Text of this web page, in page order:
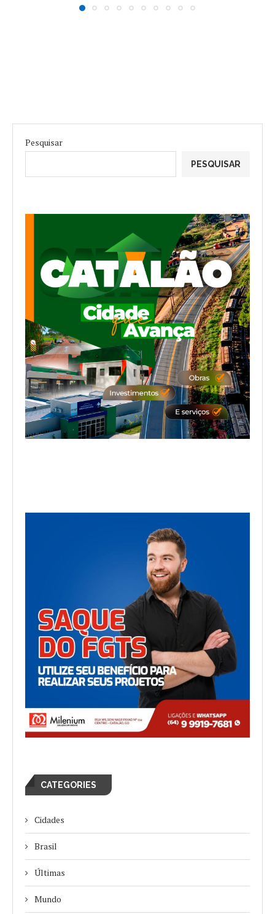
Pesquisar
PESQUISAR
CATEGORIES
Cidades
Brasil
Últimas
Mundo